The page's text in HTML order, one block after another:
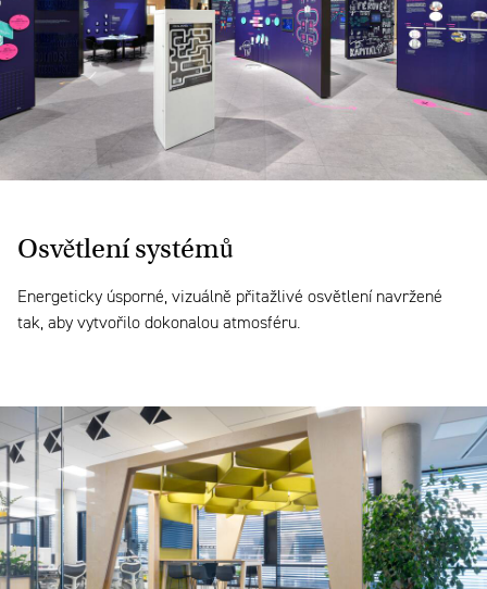
Osvětlení systémů
Energeticky úsporné, vizuálně přitažlivé osvětlení navržené
tak, aby vytvořilo dokonalou atmosféru.